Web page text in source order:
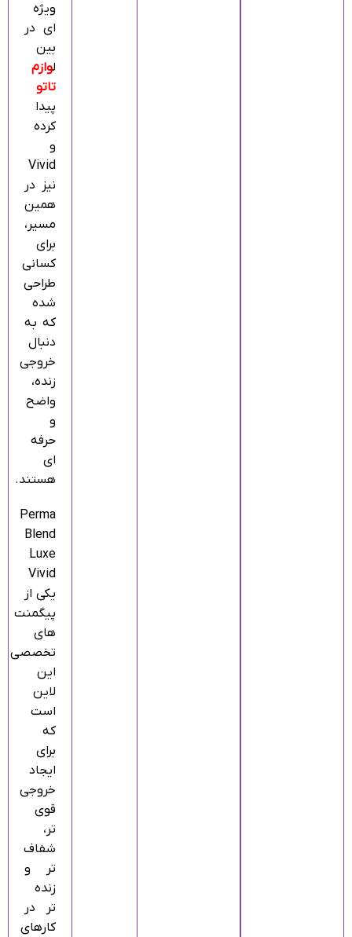
ویژه‌
ای در
بین
لوازم
تاتو
پیدا
کرده
و
Vivid
نیز در
همین
مسیر،
برای
کسانی
طراحی
شده
که به‌
دنبال
خروجی
زنده،
واضح
و
حرفه‌
ای
هستند.
Perma
Blend
Luxe
Vivid
یکی از
پیگمنت‌
های
تخصصی
این
لاین
است
که
برای
ایجاد
خروجی
قوی‌
تر،
شفاف‌
تر و
زنده‌
تر در
کارهای